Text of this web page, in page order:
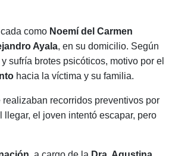
como Noemí del Carmen
Ayala, en su domicilio. Según
sufría brotes psicóticos, motivo por el
hacia la víctima y su familia.
realizaban recorridos preventivos por
el joven intentó escapar, pero